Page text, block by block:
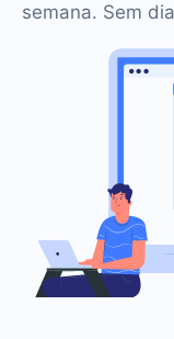
semana. Sem